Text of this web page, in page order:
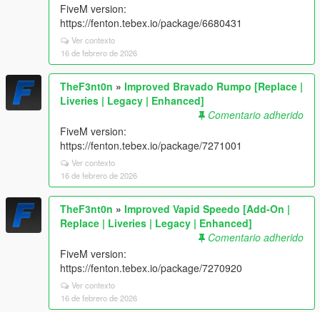
FiveM version:
https://fenton.tebex.io/package/6680431
Ver contexto
16 de febrero de 2026
TheF3nt0n » Improved Bravado Rumpo [Replace |
Liveries | Legacy | Enhanced]
Comentario adherido
FiveM version:
https://fenton.tebex.io/package/7271001
Ver contexto
16 de febrero de 2026
TheF3nt0n » Improved Vapid Speedo [Add-On |
Replace | Liveries | Legacy | Enhanced]
Comentario adherido
FiveM version:
https://fenton.tebex.io/package/7270920
Ver contexto
16 de febrero de 2026